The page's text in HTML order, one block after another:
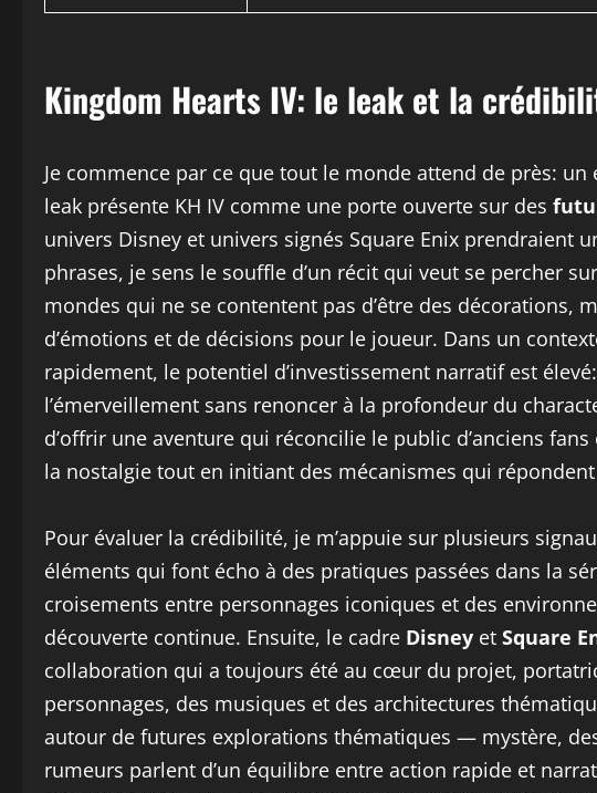
Kingdom Hearts IV: le leak et la
Je commence par ce que tout le monde attend de près:
leak présente KH IV comme une porte ouverte sur des
univers Disney et univers signés Square Enix prendraient
phrases, je sens le souffle d’un récit qui veut se percher
mondes qui ne se contentent pas d’être des décorations,
d’émotions et de décisions pour le joueur. Dans un
rapidement, le potentiel d’investissement narratif est
l’émerveillement sans renoncer à la profondeur du
d’offrir une aventure qui réconcilie le public d’anciens
la nostalgie tout en initiant des mécanismes qui
Pour évaluer la crédibilité, je m’appuie sur plusieurs
éléments qui font écho à des pratiques passées dans la
croisements entre personnages iconiques et des
découverte continue. Ensuite, le cadre Disney et Square
collaboration qui a toujours été au cœur du projet,
personnages, des musiques et des architectures
autour de futures explorations thématiques — mystère,
rumeurs parlent d’un équilibre entre action rapide et